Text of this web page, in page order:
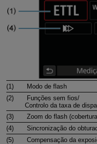
(1)
Modo de flash
(2)
Funções sem fios/
Controlo da taxa de
(3)
Zoom do flash
(4)
Sincronização do
(5)
Compensação da